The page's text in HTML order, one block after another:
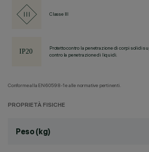
Classe III
Protetto contro la penetrazione di corpi solidi
contro la penetrazione di liquidi.
Conforme alla EN60598-1 e alle normative pertinenti.
PROPRIETÀ FISICHE
Peso (kg)